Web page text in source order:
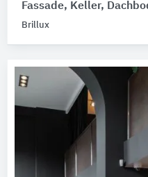
Fassade, Keller,
Brillux